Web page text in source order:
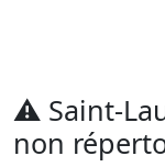
⚠️ Saint-
non